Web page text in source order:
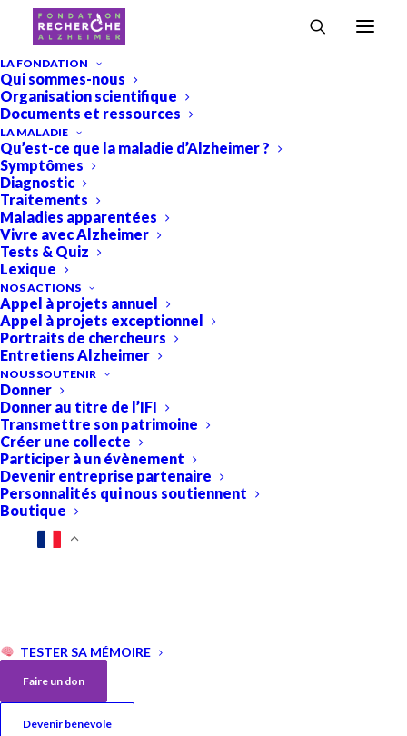
LA FONDATION
Qui sommes-nous
Organisation scientifique
Documents et ressources
LA MALADIE
Qu’est-ce que la maladie d’Alzheimer ?
Symptômes
Diagnostic
Traitements
Maladies apparentées
Vivre avec Alzheimer
Tests & Quiz
Lexique
NOS ACTIONS
Appel à projets annuel
Appel à projets exceptionnel
Portraits de chercheurs
Entretiens Alzheimer
NOUS SOUTENIR
Donner
Donner au titre de l’IFI
Transmettre son patrimoine
Créer une collecte
Participer à un évènement
Devenir entreprise partenaire
Personnalités qui nous soutiennent
Boutique
TESTER SA MÉMOIRE
Faire un don
Devenir bénévole
Accueil›Projets›
cerveau face à la maladie d’Alzheimer
Une nouvelle piste génétique
pour mieux protéger le cerveau
face à la maladie d’Alzheimer
Projets,Projets 2026
La maladie d’Alzheimer et d’autres maladies appelées
« tauopathies » sont liées à l’accumulation anormale
d’une protéine, la protéine tau, dans le cerveau. Cette